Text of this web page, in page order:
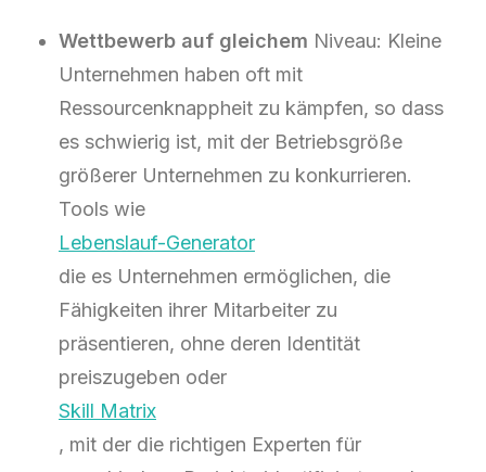
Wettbewerb auf gleichem Niveau: Kleine
Unternehmen haben oft mit
Ressourcenknappheit zu kämpfen, so dass
es schwierig ist, mit der Betriebsgröße
größerer Unternehmen zu konkurrieren.
Tools wie
Lebenslauf-Generator
die es Unternehmen ermöglichen, die
Fähigkeiten ihrer Mitarbeiter zu
präsentieren, ohne deren Identität
preiszugeben oder
Skill Matrix
, mit der die richtigen Experten für